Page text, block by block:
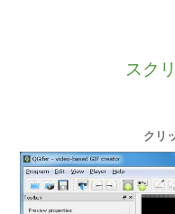
スク
クリ